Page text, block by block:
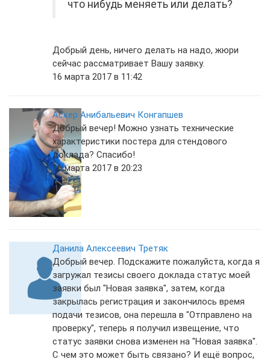
что нибудь меняеть или делать?
Добрый день, ничего делать на надо, жюри
сейчас рассматривает Вашу заявку.
16 марта 2017 в 11:42
Аскер Анибальевич Конгапшев
Добрый вечер! Можно узнать технические
характеристики постера для стендового
доклада? Спасибо!
16 марта 2017 в 20:23
Данила Алексеевич Третяк
Добрый вечер. Подскажите пожалуйста, когда я
загружал тезисы своего доклада статус моей
заявки был "Новая заявка", затем, когда
закрылась регистрация и закончилось время
подачи тезисов, она перешла в "Отправлено на
проверку", теперь я получил извещение, что
статус заявки снова изменен на "Новая заявка".
С чем это может быть связано? И ещё вопрос,